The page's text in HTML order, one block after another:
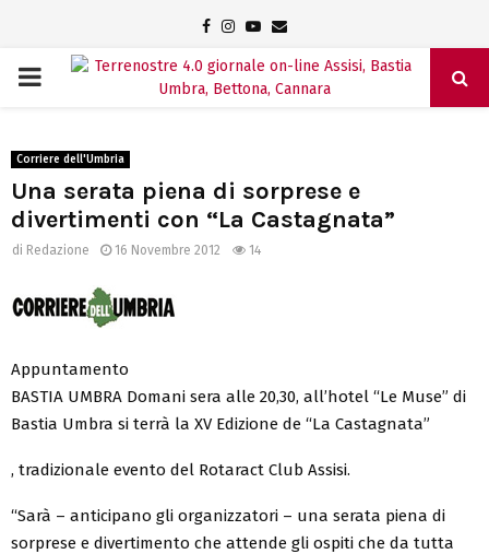
Facebook
Instagram
Youtube
Email
PRIMARY
Corriere dell'Umbria
Una serata piena di sorprese e
divertimenti con “La Castagnata”
di Redazione 16 Novembre 2012 14
Appuntamento
BASTIA UMBRA Domani sera alle 20,30, all’hotel “Le Muse” di
Bastia Umbra si terrà la XV Edizione de “La Castagnata”
, tradizionale evento del Rotaract Club Assisi.
“Sarà – anticipano gli organizzatori – una serata piena di
sorprese e divertimento che attende gli ospiti che da tutta